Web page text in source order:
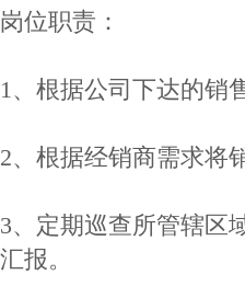
岗位职责：
1、根据公司下达的销
2、根据经销商需求将
3、定期巡查所管辖区
汇报。